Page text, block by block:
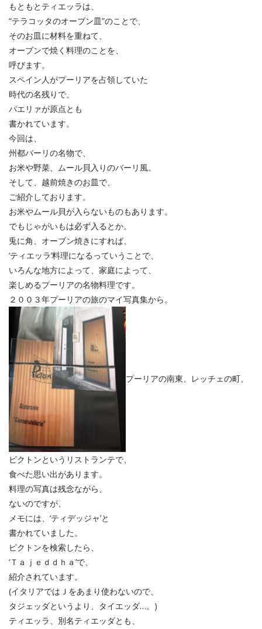
もともとティエッラは、
“テラコッタのオーブン皿”のことで、
そのお皿に材料を重ねて、
オーブンで焼く料理のことを、
呼びます。
スペイン人がプーリアを占領していた
時代の名残りで、
パエリァが原点とも
書かれています。
今回は、
州都バーリの名物で、
お米や野菜、ムール貝入りのバーリ風。
そして、越前焼きのお皿で、
ご紹介しております。
お米やムール貝が入らないものもあります。
でもじゃがいもは必ず入るとか。
兎に角、オーブン焼きにすれば、
‘ティエッラ’料理になるっていうことで、
いろんな地方によって、家庭によって、
楽しめるプーリアの名物料理です。
２００３年プーリアの旅のマイ写真集から。
プーリアの南東、レッチェの町、
ピクトンというリストランテで、
食べた思い出があります。
料理の写真は残念ながら、
ないのですが、
メモには、‘ティデッジャ’と
書かれていました。
ピクトンを検索したら、
‘Ｔａｊｅｄｄｈａ’で、
紹介されています。
(イタリアではＪをあまり使わないので、
タジェッダというより、タイエッダ…。)
ティエッラ、別名ティエッダとも、